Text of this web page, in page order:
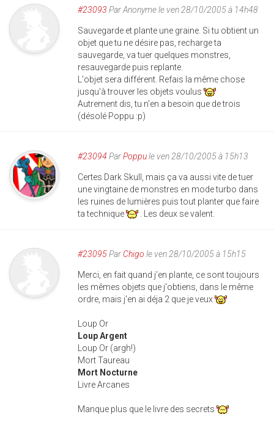
#23093 ParAnonymele ven 28/10/2005 à 14h48
Sauvegarde et plante une graine. Si tu obtient un
objet que tu ne désire pas, recharge ta
sauvegarde, va tuer quelques monstres,
resauvegarde puis replante.
L'objet sera différent. Refais la même chose
jusqu'à trouver les objets voulus
Autrement dis, tu n'en a besoin que de trois
(désolé Poppu :p)
#23094 ParPoppule ven 28/10/2005 à 15h13
Certes Dark Skull, mais ça va aussi vite de tuer
une vingtaine de monstres en mode turbo dans
les ruines de lumières puis tout planter que faire
ta technique
. Les deux se valent.
#23095Par Chigo le ven 28/10/2005 à 15h15
Merci, en fait quand j'en plante, ce sont toujours
les mêmes objets que j'obtiens, dans le même
ordre, mais j'en ai déja 2 que je veux
Loup Or
Loup Argent
Loup Or (argh!)
Mort Taureau
Mort Nocturne
Livre Arcanes
Manque plus que le livre des secrets